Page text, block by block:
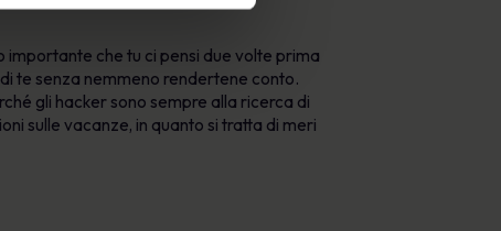
importante che tu ci pensi due volte prima
te senza nemmeno rendertene conto.
gli hacker sono sempre alla ricerca di
sulle vacanze, in quanto si tratta di meri